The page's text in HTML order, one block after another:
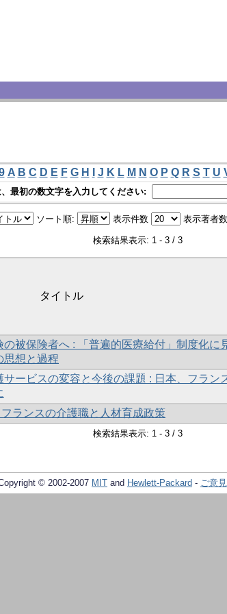
A B C D E F G H J K L M N O P Q R S T U
最初の数文字を入力してください:
ソート順: 表示件数 表示著者
検索結果表示: 1 - 3 / 3
タイトル
被保険者へ : 「普遍的医療給付」制度化に
思想と過程
ービスの変容と今後の課題 : 日本、フラン
ランスの介護職と人材育成政策
検索結果表示: 1 - 3 / 3
© 2002-2007 MIT and Hewlett-Packard - ご意